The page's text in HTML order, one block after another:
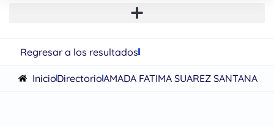
Regresar a los resultados
InicioDirectorioAMADA FATIMA SUAREZ SANTANA